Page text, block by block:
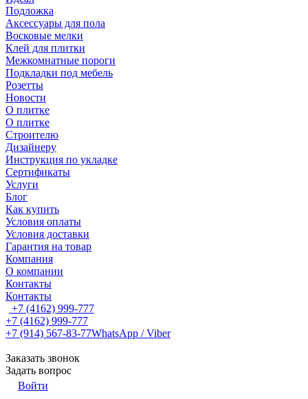
Подложка
Аксессуары для пола
Восковые мелки
Клей для плитки
Межкомнатные пороги
Подкладки под мебель
Розетты
Новости
О плитке
О плитке
Строителю
Дизайнеру
Инструкция по укладке
Сертификаты
Услуги
Блог
Как купить
Условия оплаты
Условия доставки
Гарантия на товар
Компания
О компании
Контакты
Контакты
+7 (4162) 999-777
+7 (4162) 999-777
+7 (914) 567-83-77WhatsApp / Viber
Заказать звонок
Задать вопрос
Войти